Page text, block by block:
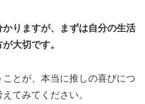
りますが、まずは自分の生活
大切です。
とが、本当に推しの喜びにつ
てみてください。